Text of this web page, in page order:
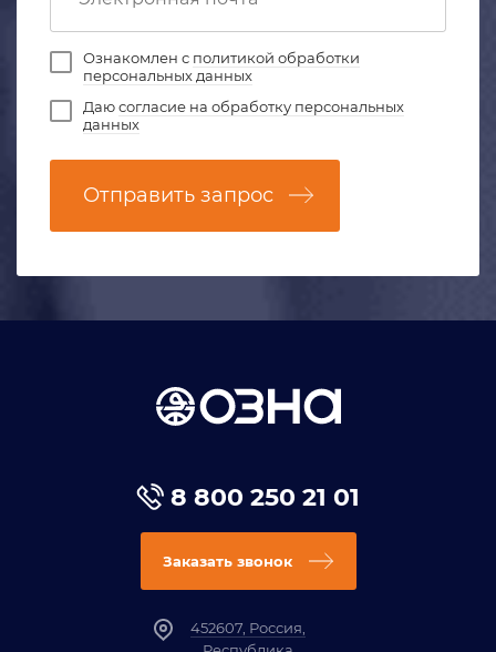
Ознакомлен с политикой обработки
персональных данных
Даюсогласие на обработку персональных
данных
Отправить запрос
8 800 250 21 01
Заказать звонок
452607, Россия,